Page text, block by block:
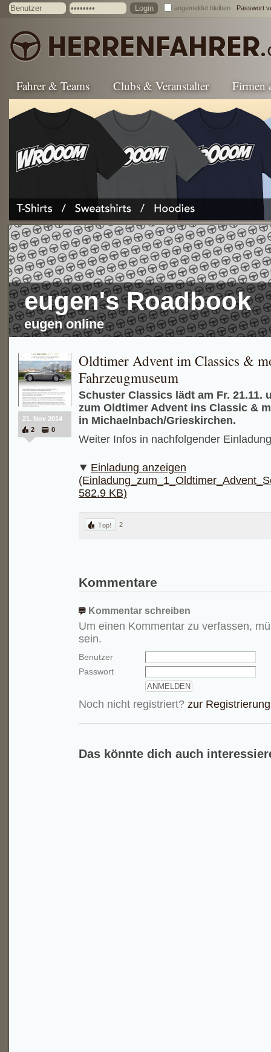
angemeldet bleiben Passwort
Fahrer & Teams Clubs & Veranstalter Firmen
eugen's Roadbook
eugen online
21. Nov 2014
2
0
Oldtimer Advent im Classics &
Fahrzeugmuseum
Schuster Classics lädt am Fr. 21.11.
zum Oldtimer Advent ins Classic &
in Michaelnbach/Grieskirchen.
Weiter Infos in nachfolgender
Einladung anzeigen
582.9 KB)
2
Kommentare
Kommentar schreiben
Um einen Kommentar zu verfassen,
sein.
Benutzer
Passwort
Noch nicht registriert? zur Registrierung
Das könnte dich auch